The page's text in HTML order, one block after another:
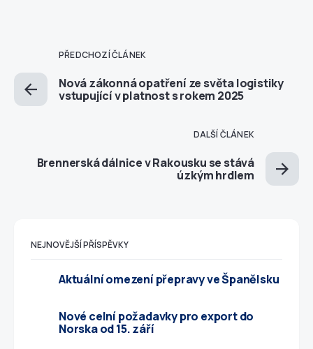
PŘEDCHOZÍ ČLÁNEK
Nová zákonná opatření ze světa logistiky
vstupující v platnost s rokem 2025
DALŠÍ ČLÁNEK
Brennerská dálnice v Rakousku se stává
úzkým hrdlem
NEJNOVĚJŠÍ PŘÍSPĚVKY
Aktuální omezení přepravy ve Španělsku
Nové celní požadavky pro export do
Norska od 15. září